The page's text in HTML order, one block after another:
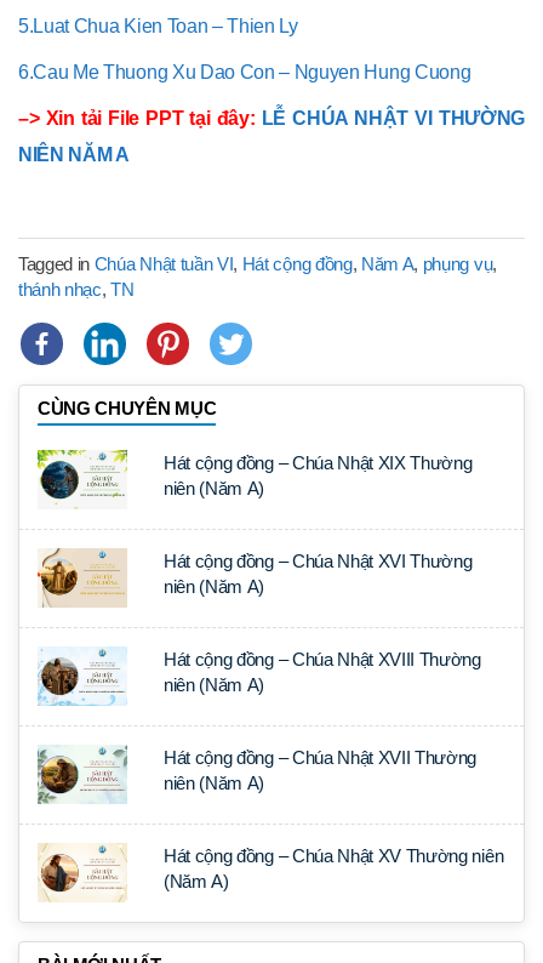
5.Luat Chua Kien Toan – Thien Ly
6.Cau Me Thuong Xu Dao Con – Nguyen Hung Cuong
–> Xin tải File PPT tại đây: LỄ CHÚA NHẬT VI THƯỜNG
NIÊN NĂM A
Tagged in Chúa Nhật tuần VI, Hát cộng đồng, Năm A, phụng vụ,
thánh nhạc,TN
CÙNG CHUYÊN MỤC
Hát cộng đồng – Chúa Nhật XIX Thường
niên (Năm A)
Hát cộng đồng – Chúa Nhật XVI Thường
niên (Năm A)
Hát cộng đồng – Chúa Nhật XVIII Thường
niên (Năm A)
Hát cộng đồng – Chúa Nhật XVII Thường
niên (Năm A)
Hát cộng đồng – Chúa Nhật XV Thường niên
(Năm A)